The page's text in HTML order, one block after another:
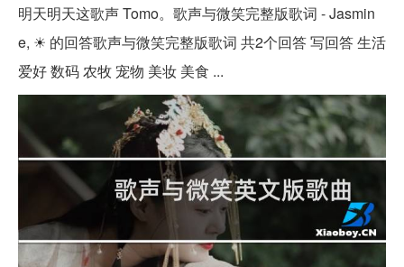
明天明天这歌声 Tomo。歌声与微笑完整版歌词 - Jasmin
e, ☀ 的回答歌声与微笑完整版歌词 共2个回答 写回答 生活
爱好 数码 农牧 宠物 美妆 美食 ...